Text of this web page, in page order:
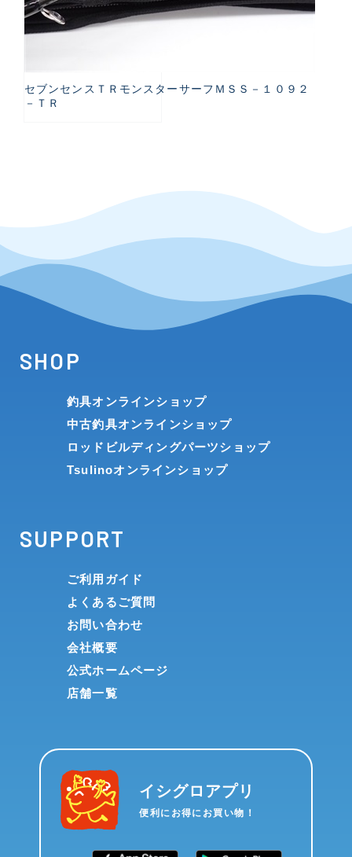
セブンセンスＴＲモンスターサーフＭＳＳ－１０９２
－ＴＲ
SHOP
釣具オンラインショップ
中古釣具オンラインショップ
ロッドビルディングパーツショップ
Tsulinoオンラインショップ
SUPPORT
ご利用ガイド
よくあるご質問
お問い合わせ
会社概要
公式ホームページ
店舗一覧
イシグロアプリ
便利にお得にお買い物！